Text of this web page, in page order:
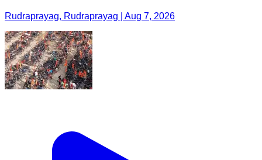
Rudraprayag, Rudraprayag | Aug 7, 2026